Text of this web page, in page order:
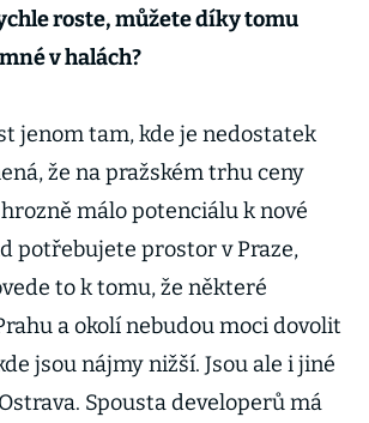
roste, můžete díky tomu
v halách?
jenom tam, kde je nedostatek
že na pražském trhu ceny
málo potenciálu k nové
potřebujete prostor v Praze,
to k tomu, že některé
a okolí nebudou moci dovolit
jsou nájmy nižší. Jsou ale i jiné
Spousta developerů má